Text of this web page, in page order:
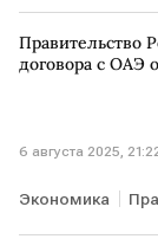
Телефонный
Правительство
договора с ОАЭ
6 августа 2025,
Экономика
ОАЭ услуги